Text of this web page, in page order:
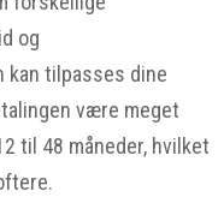
og
kan tilpasses dine
være meget
til 48 måneder, hvilket